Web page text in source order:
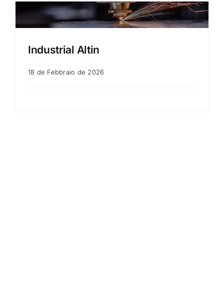
Industrial Altin
18 de Febbraio de 2026